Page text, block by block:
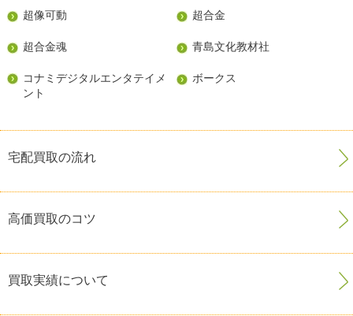
超像可動 超合金
超合金魂 青島文化教材社
コナミデジタルエンタテイメ
ント
ボークス
宅配買取の流れ
高価買取のコツ
買取実績について